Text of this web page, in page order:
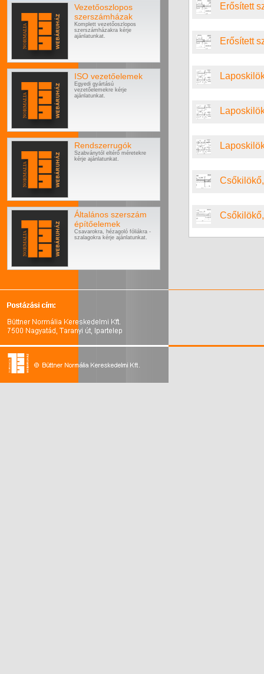
Vezetőoszlopos
szerszámházak
Komplett vezetőoszlopos
szerszámházakra kérje
ajánlatunkat.
ISO vezetőelemek
Egyedi gyártású
vezetőelemekre kérje
ajánlatunkat.
Rendszerrugók
Szabványtól eltérő méretekre
kérje ajánlatunkat.
Általános szerszám
építőelemek
Csavarokra, hézagoló fóliákra -
szalagokra kérje ajánlatunkat.
Erősített
Erősített